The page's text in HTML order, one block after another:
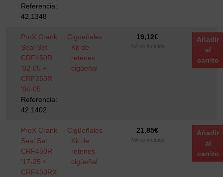
Referencia:
42.1348
ProX Crank
Seal Set
CRF450R
'02-05 +
CRF250R
'04-05
Referencia:
42.1402
Cigüeñales
Kit de
retenes
cigüeñal
19,12€
IVA no incluido
Añadir
al
carrito
ProX Crank
Seal Set
CRF450R
'17-25 +
CRF450RX
Cigüeñales
Kit de
retenes
cigüeñal
21,85€
IVA no incluido
Añadir
al
carrito